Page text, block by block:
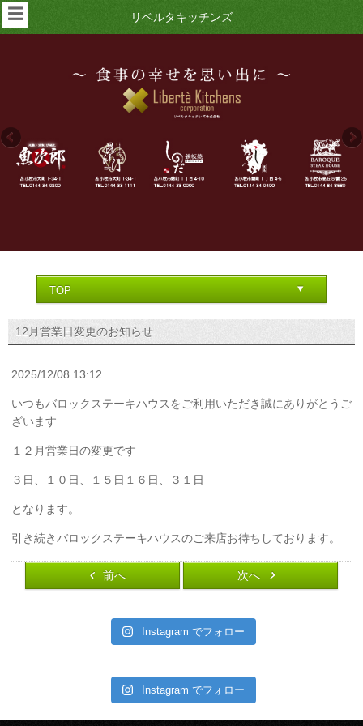
リベルタキッチンズ
☰
12月営業日変更のお知らせ
2025/12/08 13:12
いつもバロックステーキハウスをご利用いただき誠にありがとうご
ざいます
１２月営業日の変更です
３日、１０日、１５日１６日、３１日
となります。
引き続きバロックステーキハウスのご来店お待ちしております。
前へ 次へ
Instagram でフォロー
Instagram でフォロー